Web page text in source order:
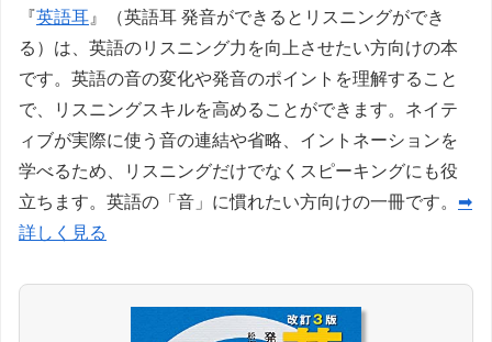
『英語耳 』（英語耳 発音ができるとリスニングができ
る）は、英語のリスニング力を向上させたい方向けの本
です。英語の音の変化や発音のポイントを理解すること
で、リスニングスキルを高めることができます。ネイテ
ィブが実際に使う音の連結や省略、イントネーションを
学べるため、リスニングだけでなくスピーキングにも役
立ちます。英語の「音」に慣れたい方向けの一冊です。 ➡
詳しく見る